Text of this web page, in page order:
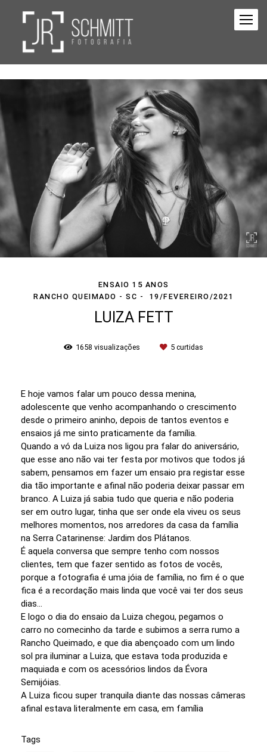
ENSAIO 15 ANOS
RANCHO QUEIMADO - SC
19/FEVEREIRO/2021
LUIZA FETT
1658 visualizações 5 curtidas
E hoje vamos falar um pouco dessa menina,
adolescente que venho acompanhando o crescimento
desde o primeiro aninho, depois de tantos eventos e
ensaios já me sinto praticamente da família.
Quando a vó da Luiza nos ligou pra falar do aniversário,
que esse ano não vai ter festa por motivos que todos já
sabem, pensamos em fazer um ensaio pra registar esse
dia tão importante e afinal não poderia deixar passar em
branco. A Luiza já sabia tudo que queria e não poderia
ser em outro lugar, tinha que ser onde ela viveu os seus
melhores momentos, nos arredores da casa da família
na Serra Catarinense: Jardim dos Plátanos.
É aquela conversa que sempre tenho com nossos
clientes, tem que fazer sentido as fotos de vocês,
porque a fotografia é uma jóia de família, no fim é o que
fica é a recordação mais linda que você vai ter dos seus
dias...
E logo o dia do ensaio da Luiza chegou, pegamos o
carro no comecinho da tarde e subimos a serra rumo a
Rancho Queimado, e que dia abençoado com um lindo
sol pra iluminar a Luiza, que estava toda produzida e
maquiada e com os acessórios lindos da Évora
Semijóias.
A Luiza ficou super tranquila diante das nossas câmeras
afinal estava literalmente em casa, em família
Tags